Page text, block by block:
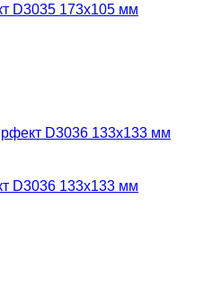
D3035 173х105 мм
D3036 133х133 мм